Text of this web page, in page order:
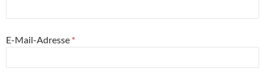
E-Mail-Adresse *